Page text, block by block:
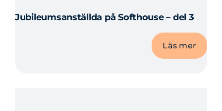
Jubileumsanställda på Softhouse – del 3
Läs mer